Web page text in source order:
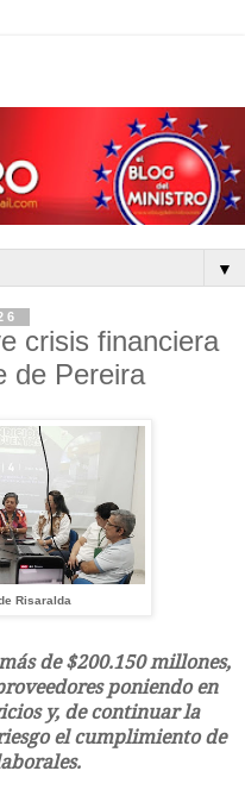
▼
crisis financiera
de Pereira
Risaralda
de $200.150 millones,
poniendo en
y, de continuar la
el cumplimiento de